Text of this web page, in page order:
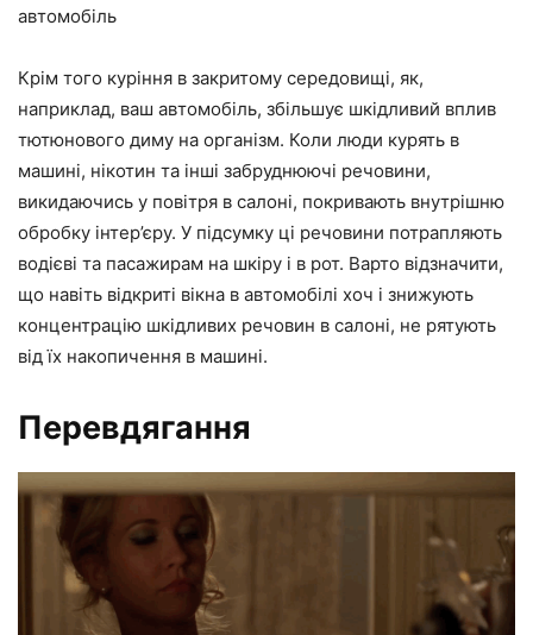
автомобіль
Крім того куріння в закритому середовищі, як,
наприклад, ваш автомобіль, збільшує шкідливий вплив
тютюнового диму на організм. Коли люди курять в
машині, нікотин та інші забруднюючі речовини,
викидаючись у повітря в салоні, покривають внутрішню
обробку інтер’єру. У підсумку ці речовини потрапляють
водієві та пасажирам на шкіру і в рот. Варто відзначити,
що навіть відкриті вікна в автомобілі хоч і знижують
концентрацію шкідливих речовин в салоні, не рятують
від їх накопичення в машині.
Перевдягання